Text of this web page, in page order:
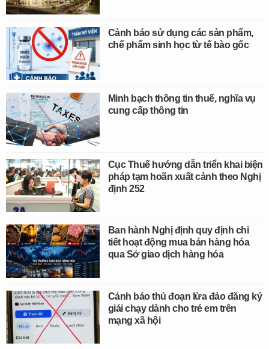
Cảnh báo sử dụng các sản phẩm,
chế phẩm sinh học từ tế bào gốc
Minh bạch thông tin thuế, nghĩa vụ
cung cấp thông tin
Cục Thuế hướng dẫn triển khai biện
pháp tạm hoãn xuất cảnh theo Nghị
định 252
Ban hành Nghị định quy định chi
tiết hoạt động mua bán hàng hóa
qua Sở giao dịch hàng hóa
Cảnh báo thủ đoạn lừa đảo đăng ký
giải chạy dành cho trẻ em trên
mạng xã hội